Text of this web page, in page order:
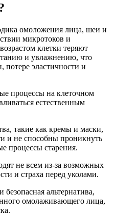
омоложения лица, шеи и
микротоков и
клетки теряют
и увлажнению, что
эластичности и
процессы на клеточном
естественным
такие как кремы и маски,
и не способны проникнуть
процессы старения.
не всем из-за возможных
и страха перед уколами.
альтернатива,
омолаживающего лица,